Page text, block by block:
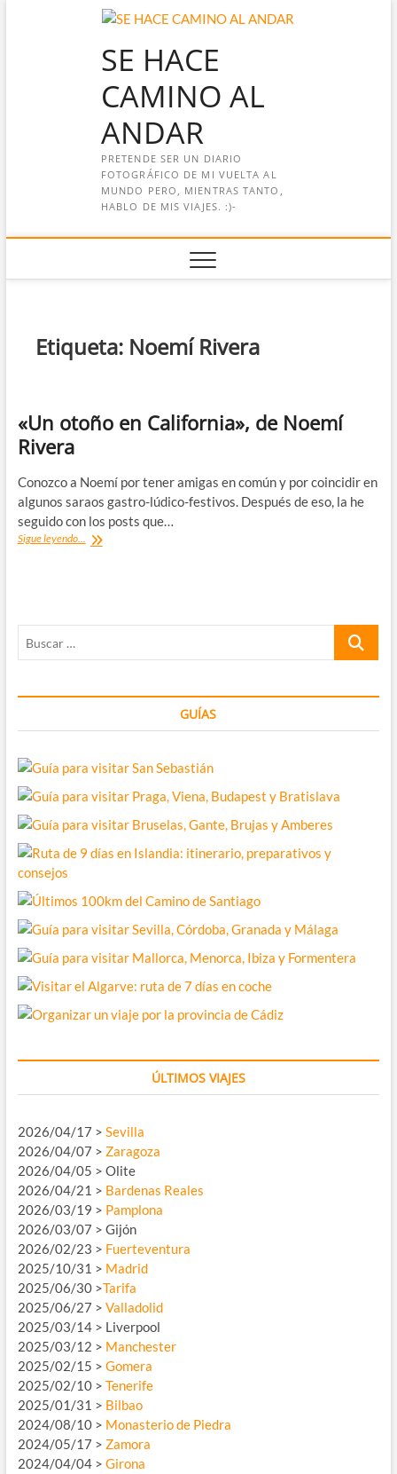
SE HACE
CAMINO AL
ANDAR
PRETENDE SER UN DIARIO
FOTOGRÁFICO DE MI VUELTA AL
MUNDO PERO, MIENTRAS TANTO,
HABLO DE MIS VIAJES. :)-
Etiqueta: Noemí Rivera
«Un otoño en California», de Noemí
Rivera
Conozco a Noemí por tener amigas en común y por coincidir en
algunos saraos gastro-lúdico-festivos. Después de eso, la he
seguido con los posts que…
Sigue leyendo... «Un
Buscar
GUÍAS
ÚLTIMOS VIAJES
2026/04/17 > Sevilla
2026/04/07 > Zaragoza
2026/04/05 > Olite
2026/04/21 > Bardenas Reales
2026/03/19 > Pamplona
2026/03/07 > Gijón
2026/02/23 > Fuerteventura
2025/10/31 > Madrid
2025/06/30 >Tarifa
2025/06/27 > Valladolid
2025/03/14 > Liverpool
2025/03/12 > Manchester
2025/02/15 > Gomera
2025/02/10 > Tenerife
2025/01/31 > Bilbao
2024/08/10 > Monasterio de Piedra
2024/05/17 > Zamora
2024/04/04 > Girona